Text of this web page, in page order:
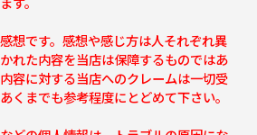
想です。感想や感じ方は人それぞれ異
れた内容を当店は保障するものではあ
容に対する当店へのクレームは一切受
くまでも参考程度にとどめて下さい。